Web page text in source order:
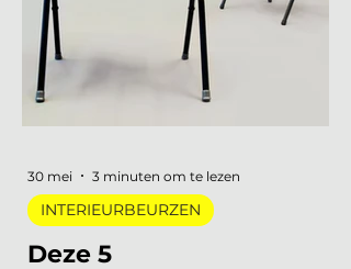
eerlijker en doordachter: koel
metaal, lage zit, diep bordeaux en
een duidelijke voorkeur voor
materiaal met een verhaal. Dit zijn
INTERIEURBEURZEN
30 mei 3 minuten om te lezen